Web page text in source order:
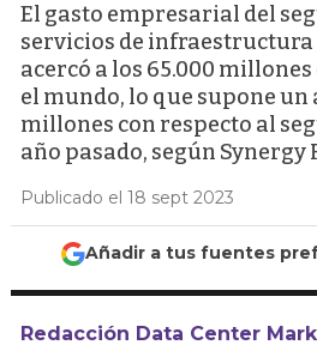
El gasto empresarial del
servicios de infraestructura
acercó a los 65.000
el mundo, lo que supone un
millones con respecto al
año pasado, según Synergy
Publicado el 18 sept 2023
Añadir a tus fuentes
Redacción Data Center